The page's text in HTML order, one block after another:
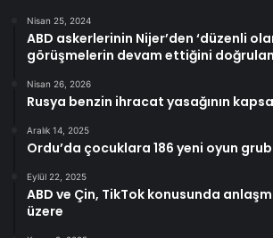
Nisan 25, 2024
ABD askerlerinin Nijer’den ‘düzenli
görüşmelerin devam ettiğini
Nisan 26, 2026
Rusya benzin ihracat yasağının
Aralık 14, 2025
Ordu’da çocuklara 186 yeni oyun
Eylül 22, 2025
ABD ve Çin, TikTok konusunda
üzere